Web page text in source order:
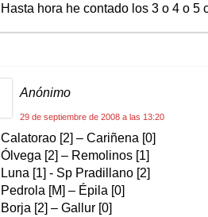
Hasta hora he contado los 3 o 4 o 5
Anónimo
29 de septiembre de 2008 a las 13:20
Calatorao [2] – Cariñena [0]
Ólvega [2] – Remolinos [1]
Luna [1] - Sp Pradillano [2]
Pedrola [M] – Épila [0]
Borja [2] – Gallur [0]